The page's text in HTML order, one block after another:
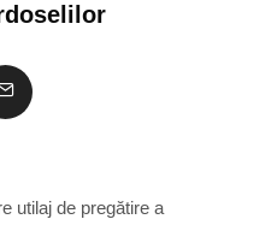
utilaj de pregătire a